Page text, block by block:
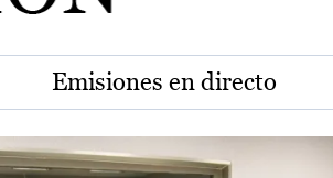
Emisiones en directo